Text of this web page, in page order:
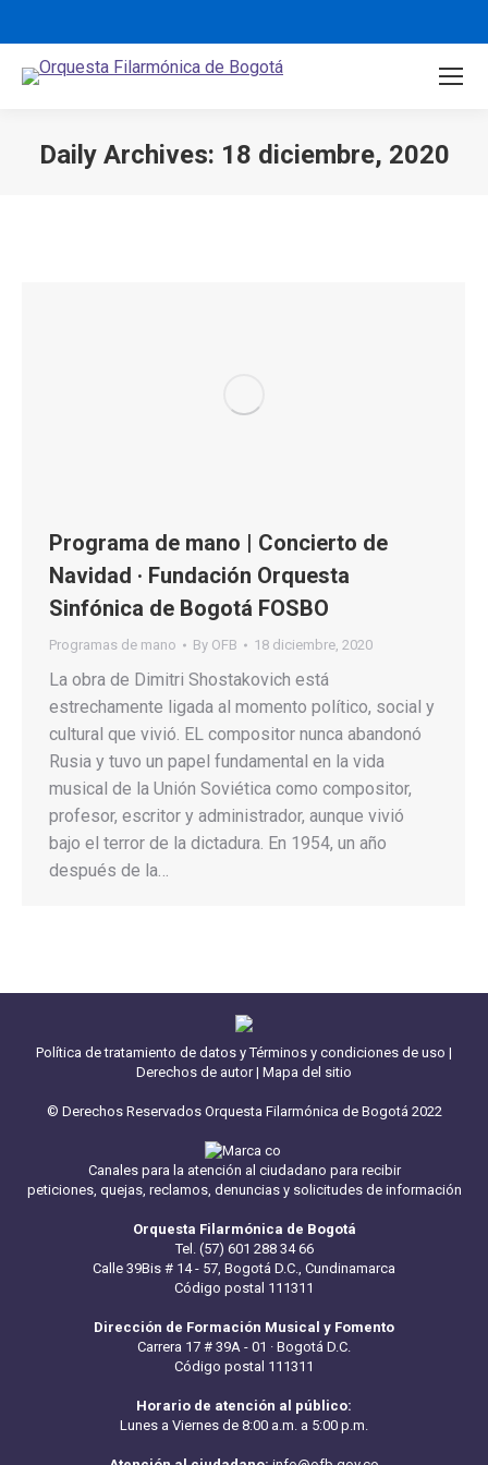
Daily Archives: 18 diciembre, 2020
Programa de mano | Concierto de
Navidad · Fundación Orquesta
Sinfónica de Bogotá FOSBO
Programas de mano By OFB 18 diciembre, 2020
La obra de Dimitri Shostakovich está
estrechamente ligada al momento político, social y
cultural que vivió. EL compositor nunca abandonó
Rusia y tuvo un papel fundamental en la vida
musical de la Unión Soviética como compositor,
profesor, escritor y administrador, aunque vivió
bajo el terror de la dictadura. En 1954, un año
después de la…
Política de tratamiento de datos y Términos y condiciones de uso |
Derechos de autor| Mapa del sitio
© Derechos Reservados Orquesta Filarmónica de Bogotá 2022
Canales para la atención al ciudadano para recibir
peticiones, quejas, reclamos, denuncias y solicitudes de información
Orquesta Filarmónica de Bogotá
Tel. (57) 601 288 34 66
Calle 39Bis # 14 - 57, Bogotá D.C., Cundinamarca
Código postal 111311
Dirección de Formación Musical y Fomento
Carrera 17 # 39A - 01 · Bogotá D.C.
Código postal 111311
Horario de atención al público:
Lunes a Viernes de 8:00 a.m. a 5:00 p.m.